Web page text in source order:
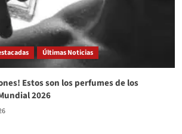
Últimas Noticias
Estos son los perfumes de los
2026